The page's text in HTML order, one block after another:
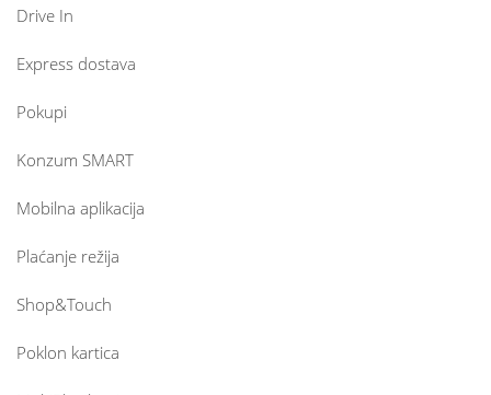
Drive In
Express dostava
Pokupi
Konzum SMART
Mobilna aplikacija
Plaćanje režija
Shop&Touch
Poklon kartica